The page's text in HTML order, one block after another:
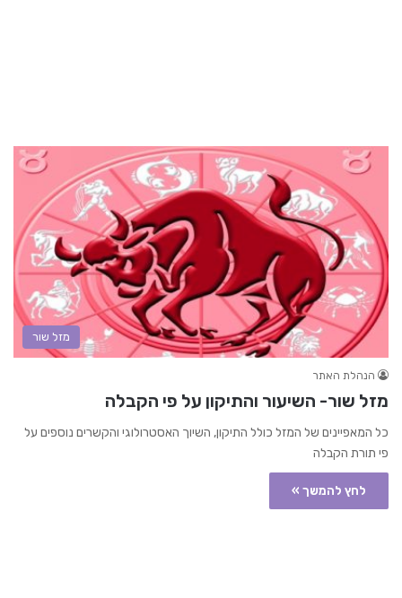
מזל שור
הנהלת האתר
מזל שור- השיעור והתיקון על פי הקבלה
כל המאפיינים של המזל כולל התיקון, השיוך האסטרולוגי והקשרים נוספים על
פי תורת הקבלה
לחץ להמשך »